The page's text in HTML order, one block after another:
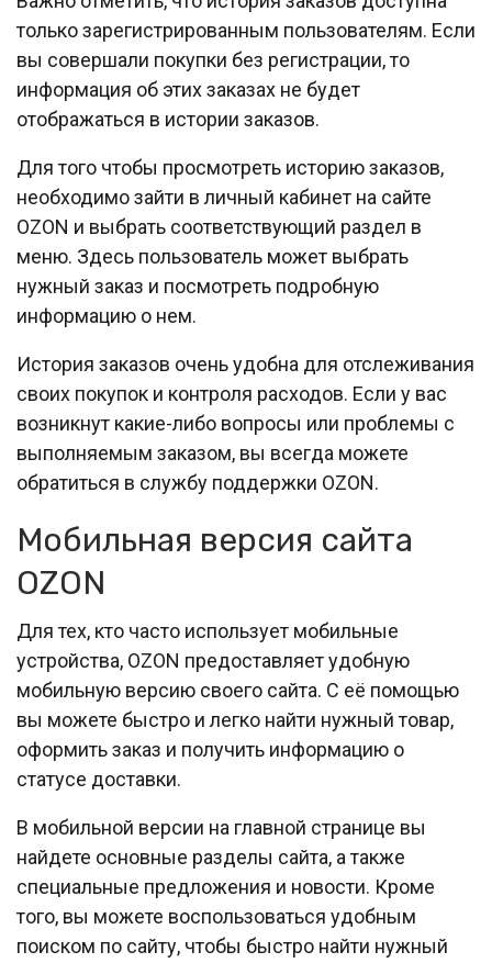
только зарегистрированным пользователям. Если
вы совершали покупки без регистрации, то
информация об этих заказах не будет
отображаться в истории заказов.
Для того чтобы просмотреть историю заказов,
необходимо зайти в личный кабинет на сайте
OZON и выбрать соответствующий раздел в
меню. Здесь пользователь может выбрать
нужный заказ и посмотреть подробную
информацию о нем.
История заказов очень удобна для отслеживания
своих покупок и контроля расходов. Если у вас
возникнут какие-либо вопросы или проблемы с
выполняемым заказом, вы всегда можете
обратиться в службу поддержки OZON.
Мобильная версия сайта
OZON
Для тех, кто часто использует мобильные
устройства, OZON предоставляет удобную
мобильную версию своего сайта. С её помощью
вы можете быстро и легко найти нужный товар,
оформить заказ и получить информацию о
статусе доставки.
В мобильной версии на главной странице вы
найдете основные разделы сайта, а также
специальные предложения и новости. Кроме
того, вы можете воспользоваться удобным
поиском по сайту, чтобы быстро найти нужный